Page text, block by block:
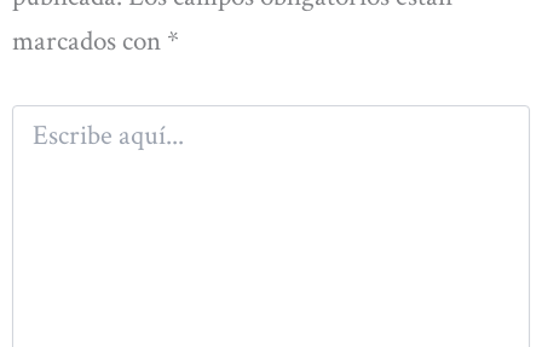
marcados con *
Escribe
aquí...